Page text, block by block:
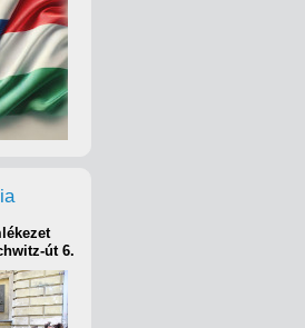
út 6.